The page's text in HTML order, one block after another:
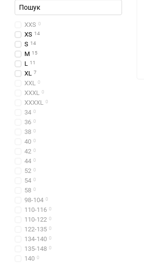
XXS 0
XS 14
S 14
M 15
L 11
XL 7
XXL 0
XXXL 0
XXXXL 0
34 0
36 0
38 0
40 0
42 0
44 0
52 0
54 0
58 0
98-104 0
110-116 0
110-122 0
122-135 0
134-140 0
135-148 0
140 0